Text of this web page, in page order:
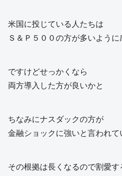
米国に投じている人たちは
Ｓ＆Ｐ５００の方が多いように
ですけどせっかくなら
両方導入した方が良いかと
ちなみにナスダックの方が
金融ショックに強いと言われて
その根拠は長くなるので割愛す